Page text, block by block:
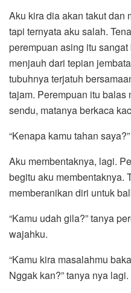
Aku kira dia akan takut dan
tapi ternyata aku salah.
perempuan asing itu
menjauh dari tepian
tubuhnya terjatuh
tajam. Perempuan itu balas
sendu, matanya berkaca
“Kenapa kamu tahan saya?”
Aku membentaknya, lagi.
begitu aku membentaknya.
memberanikan diri untuk
“Kamu udah gila?” tanya
wajahku.
“Kamu kira masalahmu
Nggak kan?” tanya nya lagi.